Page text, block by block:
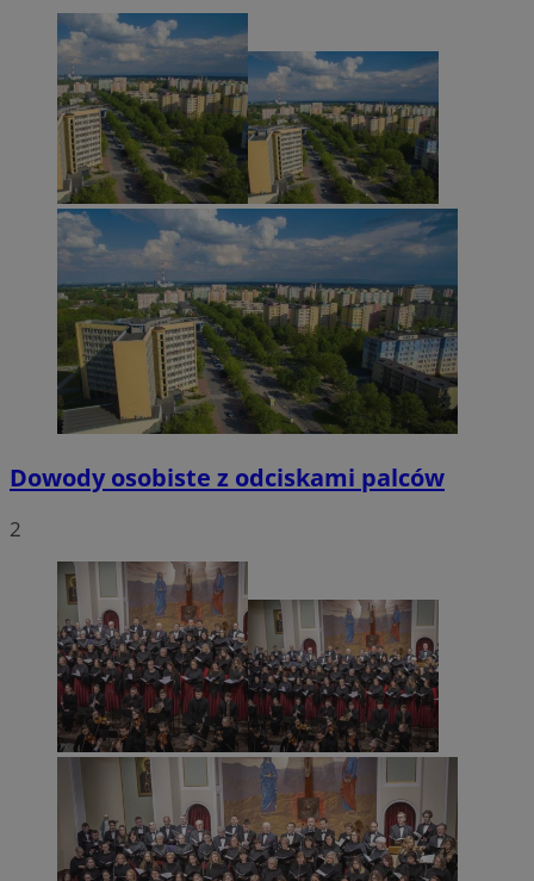
Dowody osobiste z odciskami palców
2